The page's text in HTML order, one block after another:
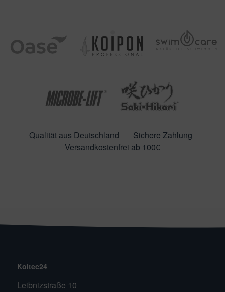
Qualität aus Deutschland
Sichere Zahlung
Versandkostenfrei ab 100€
Koitec24
Leibnizstraße 10